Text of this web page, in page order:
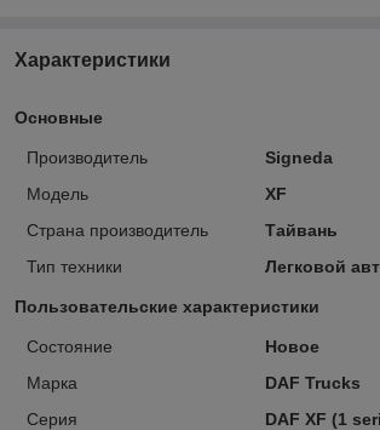
Характеристики
Основные
Производитель
Signeda
Модель
XF
Страна производитель
Тайвань
Тип техники
Легковой
Пользовательские характеристики
Состояние
Новое
Марка
DAF Trucks
Серия
DAF XF (1